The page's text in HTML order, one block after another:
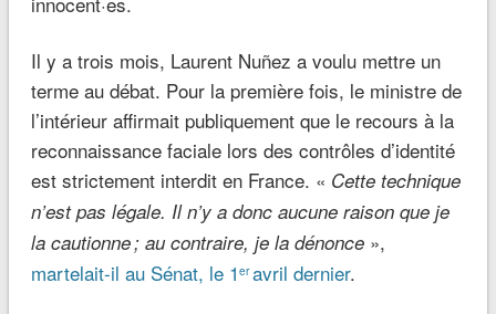
Il y a trois mois, Laurent Nuñez a voulu mettre un
terme au débat. Pour la première fois, le ministre de
l’intérieur affirmait publiquement que le recours à la
reconnaissance faciale lors des contrôles d’identité
est strictement interdit en France. « Cette technique
n’est pas légale. Il n’y a donc aucune raison que je
la cautionne ; au contraire, je la dénonce»,
martelait-il au Sénat, le 1 eravril dernier.